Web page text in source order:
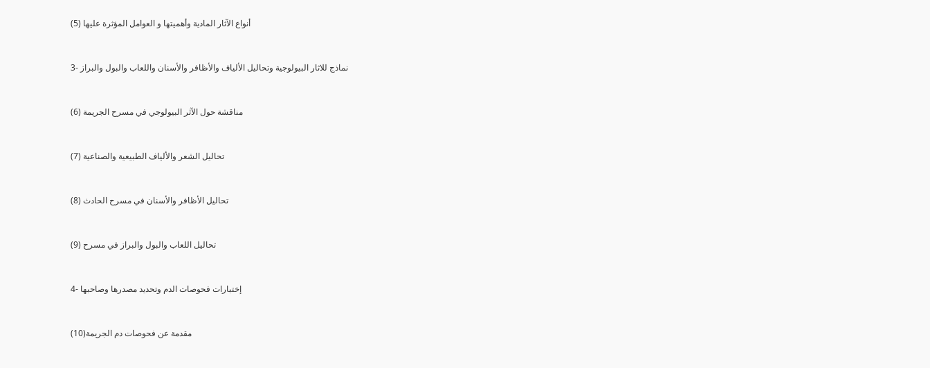
(5) أنواع الآثار المادية وأهميتها و العوامل المؤثرة عليها
3- نماذج للاثار البيولوجية وتحاليل الألياف والأظافر والأسنان واللعاب والبول والبراز
(6) مناقشة حول الآثر البيولوجي في مسرح الجريمة
(7) تحاليل الشعر والألياف الطبيعية والصناعية
(8) تحاليل الأظافر والأسنان في مسرح الحادث
(9) تحاليل اللعاب والبول والبراز في مسرح
4- إختبارات فحوصات الدم وتحديد مصدرها وصاحبها
(10)مقدمة عن فحوصات دم الجريمة